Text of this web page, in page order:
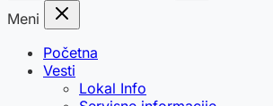
Meni
Početna
Vesti
Lokal Info